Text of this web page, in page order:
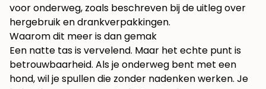
voor onderweg, zoals beschreven bijde uitleg over
hergebruik en drankverpakkingen.
Waarom dit meer is dan gemak
Een natte tas is vervelend. Maar het echte punt is
betrouwbaarheid. Als je onderweg bent met een
hond, wil je spullen die zonder nadenken werken. Je